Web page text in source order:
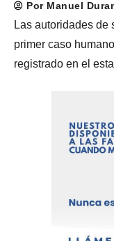
Por Manuel
Las autoridades de
primer caso
registrado en el